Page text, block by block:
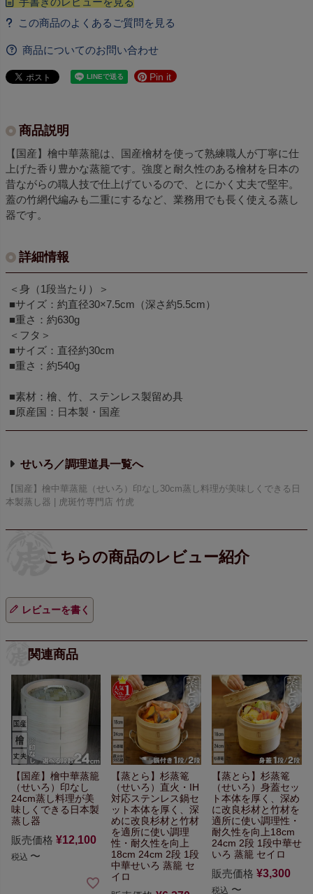
商品についてのお問い合わせ
Pin it
商品説明
【国産】檜中華蒸籠は、国産檜材を使って熟練職人が丁寧に仕
上げた香り豊かな蒸籠です。強度と耐久性のある檜材を日本の
昔ながらの職人技で仕上げているので、とにかく丈夫で堅牢。
蓋の竹網代編みも二重にするなど、業務用でも長く使える蒸し
器です。
詳細情報
＜身（1段当たり）＞
■サイズ：約直径30×7.5cm（深さ約5.5cm）
■重さ：約630g
＜フタ＞
■サイズ：直径約30cm
■重さ：約540g
■素材：檜、竹、ステンレス製留め具
■原産国：日本製・国産
せいろ／調理道具
【国産】檜中華蒸籠（せいろ）印なし30cm蒸し料理が美味しくできる日
本製蒸し器 | 虎斑竹専門店 竹虎
レビューを書く
関連商品
【国産】檜中華蒸籠
（せいろ） 印なし
24cm蒸し料理が美
味しくできる 日本製
蒸し器
販売価格 ¥12,100
税込 〜
【蒸とら】杉蒸篭
（せいろ） 直火・IH
対応ステンレス鍋セ
ット本体を厚く、深
めに改良杉材と竹材
を適所に使い調理
性・耐久性を向上
18cm 24cm 2段 1段
中華せいろ 蒸籠 セ
イロ
【蒸とら】杉蒸篭
（せいろ）身蓋セッ
ト本体を厚く、深め
に改良杉材と竹材を
適所に使い調理性・
耐久性を向上18cm
24cm 2段 1段中華せ
いろ 蒸籠 セイロ
販売価格 ¥3,300
税込 〜